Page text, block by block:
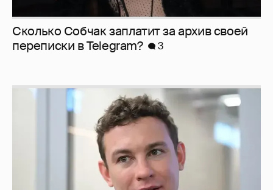
Сколько Собчак заплатит за архив своей
перeписки в Telegram?
3